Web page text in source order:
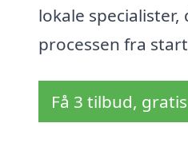
lokale
processen fra
Få 3 tilbud,